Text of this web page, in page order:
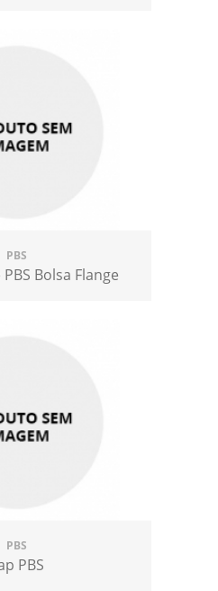
PBS
Bolsa Flange
PBS
PBS